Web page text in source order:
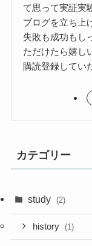
て思って実証実
ブログを立ち上
失敗も成功もし
ただけたら嬉し
購読登録してい
カテゴリー
study (2)
history (1)